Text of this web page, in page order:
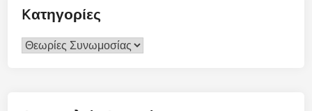
Kατηγορίες
Kατηγορίες